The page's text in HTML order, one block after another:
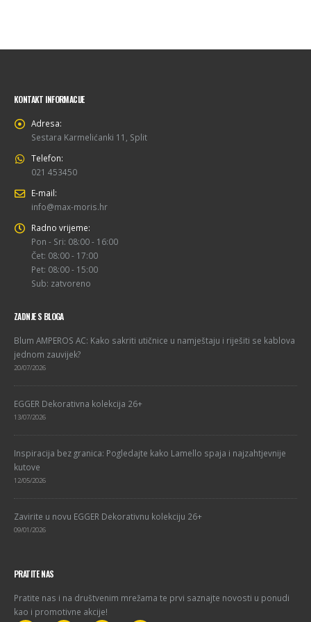
KONTAKT INFORMACIJE
Adresa:
Sestara Karmelićanki 11, Split
Telefon:
021 453450
E-mail:
info@max-moris.hr
Radno vrijeme:
Pon - Sri: 08:00 - 16:00
Čet: 08:00 - 17:00
Pet: 08:00 - 15:00
Sub: zatvoreno
ZADNJE S BLOGA
Blum AMPEROS AC: Kako sakriti utičnice u namještaju i riješiti se kablova
jednom zauvijek?
20/07/2026
EGGER Dekorativna kolekcija 26+
13/07/2026
Inspiracija bez granica: Pogledajte kako Lamello spaja i najzahtjevnije
kutove
12/05/2026
Zavirite u novu EGGER Dekorativnu kolekciju 26+
09/01/2026
PRATITE NAS
Pratite nas i na društvenim mrežama te prvi saznajte novosti u ponudi
kao i promotivne akcije!